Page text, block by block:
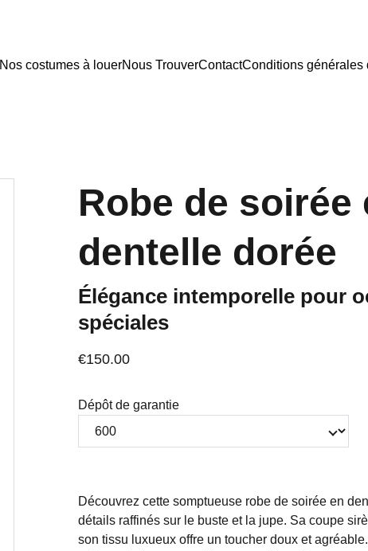
Nos costumes à louerNous TrouverContactConditions générales
Robe de soirée
dentelle dorée
Élégance intemporelle pour
spéciales
€150.00
Dépôt de garantie
Découvrez cette somptueuse robe de soirée en
détails raffinés sur le buste et la jupe. Sa coupe
son tissu luxueux offre un toucher doux et